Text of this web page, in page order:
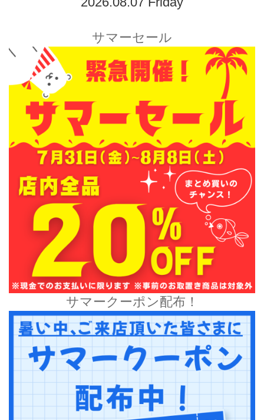
サマーセール
サマークーポン配布！